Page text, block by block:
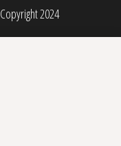
Copyright 2024